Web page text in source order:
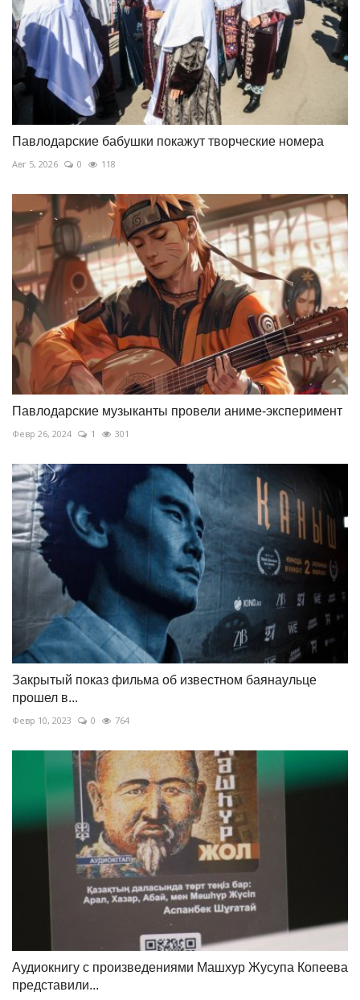
Павлодарские бабушки покажут творческие номера
Авг 5, 2026 0 118
Павлодарские музыканты провели аниме-эксперимент
Февр 26, 2024 1 301
Закрытый показ фильма об известном баянаульце
прошел в...
Февр 10, 2023 0 764
Аудиокнигу с произведениями Машхур Жусупа Копеева
представили...